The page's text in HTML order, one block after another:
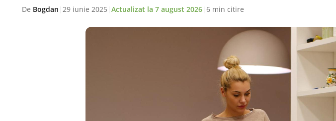
De Bogdan 29 iunie 2025 Actualizat la 7 august 2026 6 min citire